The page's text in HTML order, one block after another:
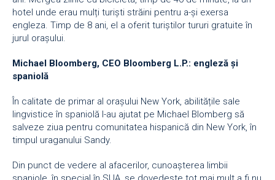
hotel unde erau mulți turiști străini pentru a-și exersa
engleza. Timp de 8 ani, el a oferit turiștilor tururi gratuite în
jurul orașului.
Michael Bloomberg, CEO Bloomberg L.P.: engleză și
spaniolă
În calitate de primar al orașului New York, abilitățile sale
lingvistice în spaniolă l-au ajutat pe Michael Blomberg să
salveze ziua pentru comunitatea hispanică din New York, în
timpul uraganului Sandy.
Din punct de vedere al afacerilor, cunoașterea limbii